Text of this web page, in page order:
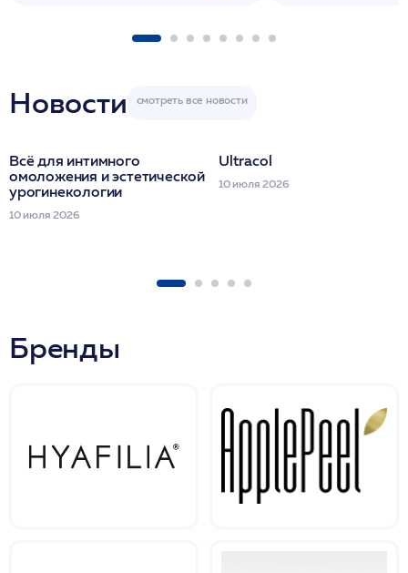
Новости
Всё для интимного
омоложения и эстетической
урогинекологии
10 июля 2026
Ultracol
10 июля 2026
Бренды